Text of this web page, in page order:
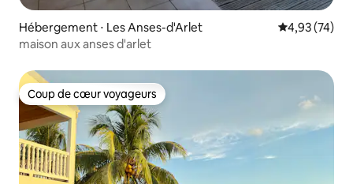
Hébergement ⋅ Les Anses-d'Arlet Évaluation
4,93 (74)
maison aux anses d'arlet
Coup de cœur voyageurs
Coup de cœur voyageurs